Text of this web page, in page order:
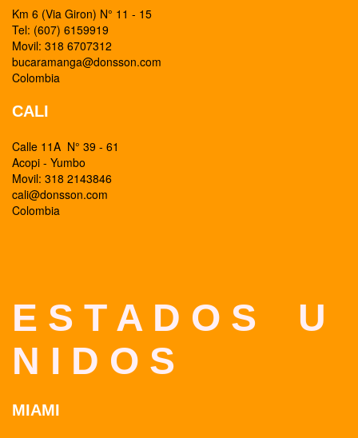
Km 6 (Via Giron) N° 11 - 15
Tel: (607) 6159919
Movil: 318 6707312
bucaramanga@donsson.com
Colombia
CALI
Calle 11A N° 39 - 61
Acopi - Yumbo
Movil: 318 2143846
cali@donsson.com
Colombia
E S T A D O S U
N I D O S
MIAMI